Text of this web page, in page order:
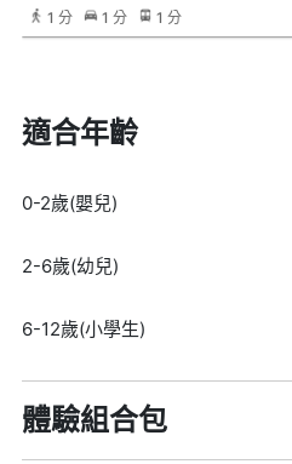
1 分
1 分 1 分
適合年齡
0-2歲(嬰兒)
2-6歲(幼兒)
6-12歲(小學生)
體驗組合包